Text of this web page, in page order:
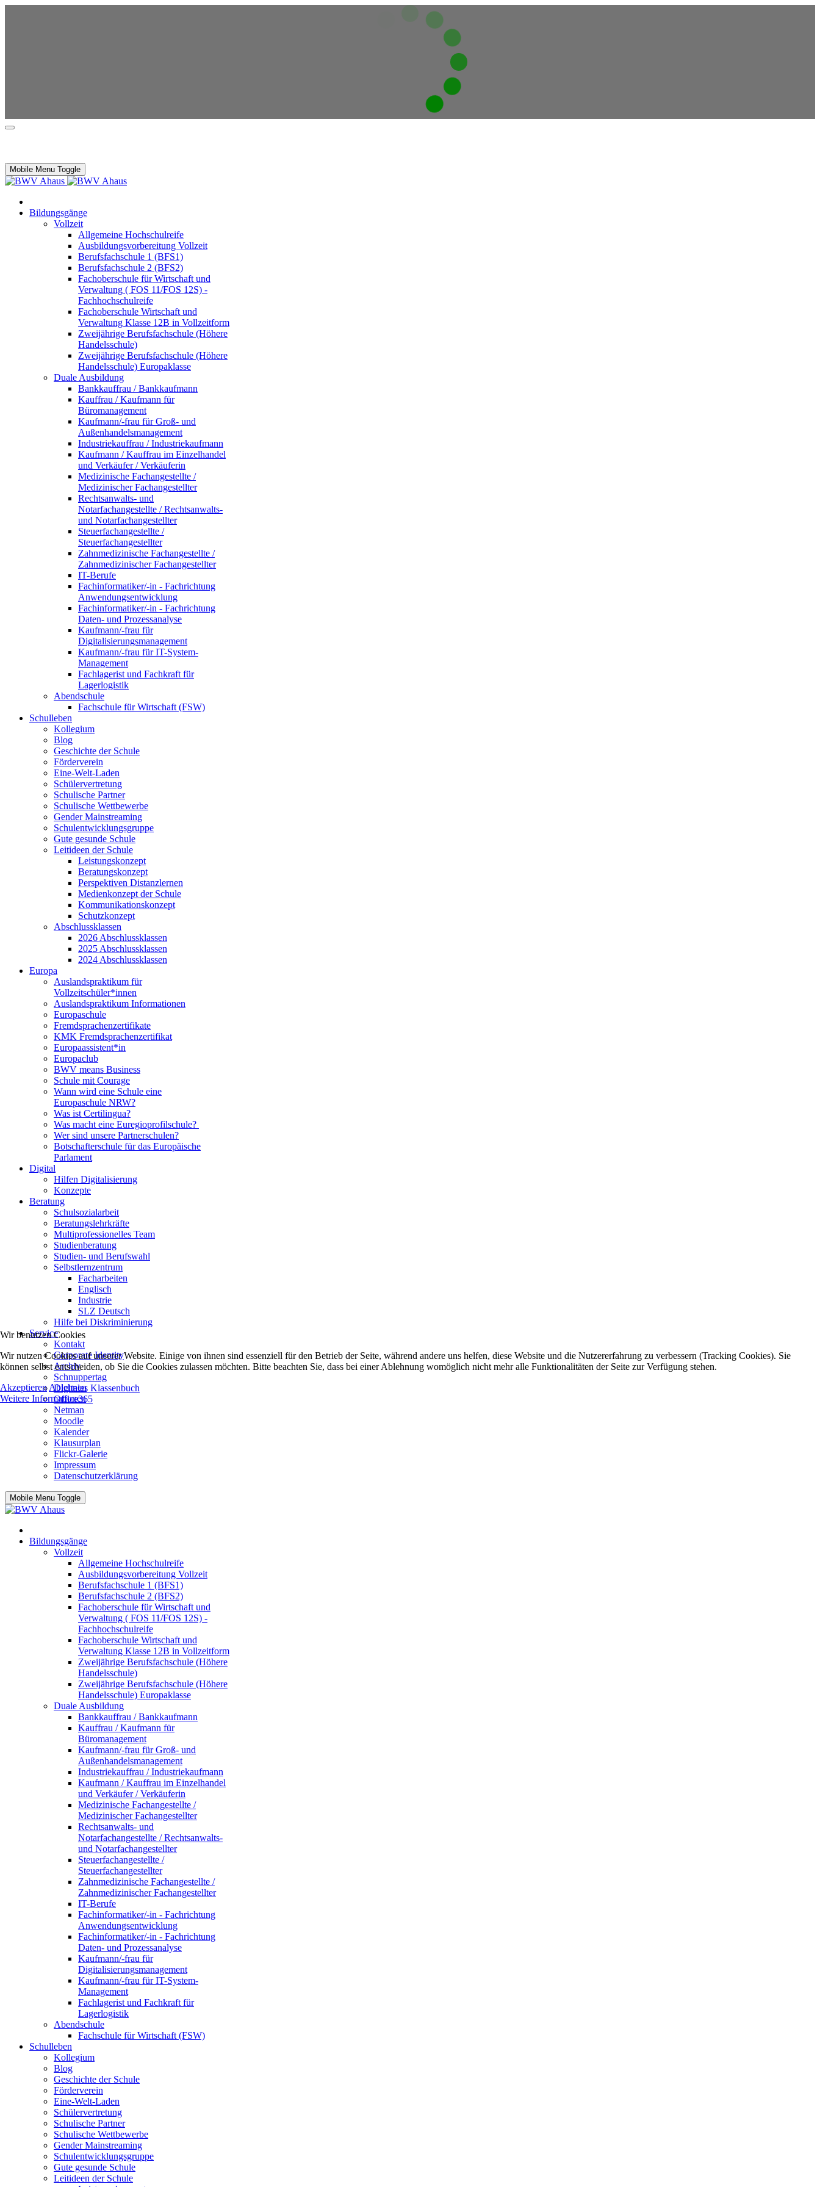
Mobile Menu Toggle
Bildungsgänge
Vollzeit
Allgemeine Hochschulreife
Ausbildungsvorbereitung Vollzeit
Berufsfachschule 1 (BFS1)
Berufsfachschule 2 (BFS2)
Fachoberschule für Wirtschaft und
Verwaltung ( FOS 11/FOS 12S) -
Fachhochschulreife
Fachoberschule Wirtschaft und
Verwaltung Klasse 12B in Vollzeitform
Zweijährige Berufsfachschule (Höhere
Handelsschule)
Zweijährige Berufsfachschule (Höhere
Handelsschule) Europaklasse
Duale Ausbildung
Bankkauffrau / Bankkaufmann
Kauffrau / Kaufmann für
Büromanagement
Kaufmann/-frau für Groß- und
Außenhandelsmanagement
Industriekauffrau / Industriekaufmann
Kaufmann / Kauffrau im Einzelhandel
und Verkäufer / Verkäuferin
Medizinische Fachangestellte /
Medizinischer Fachangestellter
Rechtsanwalts- und
Notarfachangestellte / Rechtsanwalts-
und Notarfachangestellter
Steuerfachangestellte /
Steuerfachangestellter
Zahnmedizinische Fachangestellte /
Zahnmedizinischer Fachangestellter
IT-Berufe
Fachinformatiker/-in - Fachrichtung
Anwendungsentwicklung
Fachinformatiker/-in - Fachrichtung
Daten- und Prozessanalyse
Kaufmann/-frau für
Digitalisierungsmanagement
Kaufmann/-frau für IT-System-
Management
Fachlagerist und Fachkraft für
Lagerlogistik
Abendschule
Fachschule für Wirtschaft (FSW)
Schulleben
Kollegium
Blog
Geschichte der Schule
Förderverein
Eine-Welt-Laden
Schülervertretung
Schulische Partner
Schulische Wettbewerbe
Gender Mainstreaming
Schulentwicklungsgruppe
Gute gesunde Schule
Leitideen der Schule
Leistungskonzept
Beratungskonzept
Perspektiven Distanzlernen
Medienkonzept der Schule
Kommunikationskonzept
Schutzkonzept
Abschlussklassen
2026 Abschlussklassen
2025 Abschlussklassen
2024 Abschlussklassen
Europa
Auslandspraktikum für
Vollzeitschüler*innen
Auslandspraktikum Informationen
Europaschule
Fremdsprachenzertifikate
KMK Fremdsprachenzertifikat
Europaassistent*in
Europaclub
BWV means Business
Schule mit Courage
Wann wird eine Schule eine
Europaschule NRW?
Was ist Certilingua?
Was macht eine Euregioprofilschule?
Wer sind unsere Partnerschulen?
Botschafterschule für das Europäische
Parlament
Digital
Hilfen Digitalisierung
Konzepte
Beratung
Schulsozialarbeit
Beratungslehrkräfte
Multiprofessionelles Team
Studienberatung
Studien- und Berufswahl
Selbstlernzentrum
Facharbeiten
Englisch
Industrie
SLZ Deutsch
Hilfe bei Diskriminierung
Service
Kontakt
Corporate Identity
Archiv
Schnuppertag
Digitales Klassenbuch
Office365
Netman
Moodle
Kalender
Klausurplan
Flickr-Galerie
Impressum
Datenschutzerklärung
Mobile Menu Toggle
Bildungsgänge
Vollzeit
Allgemeine Hochschulreife
Ausbildungsvorbereitung Vollzeit
Berufsfachschule 1 (BFS1)
Berufsfachschule 2 (BFS2)
Fachoberschule für Wirtschaft und
Verwaltung ( FOS 11/FOS 12S) -
Fachhochschulreife
Fachoberschule Wirtschaft und
Verwaltung Klasse 12B in Vollzeitform
Zweijährige Berufsfachschule (Höhere
Handelsschule)
Zweijährige Berufsfachschule (Höhere
Handelsschule) Europaklasse
Duale Ausbildung
Bankkauffrau / Bankkaufmann
Kauffrau / Kaufmann für
Büromanagement
Kaufmann/-frau für Groß- und
Außenhandelsmanagement
Industriekauffrau / Industriekaufmann
Kaufmann / Kauffrau im Einzelhandel
und Verkäufer / Verkäuferin
Medizinische Fachangestellte /
Medizinischer Fachangestellter
Rechtsanwalts- und
Notarfachangestellte / Rechtsanwalts-
und Notarfachangestellter
Steuerfachangestellte /
Steuerfachangestellter
Zahnmedizinische Fachangestellte /
Zahnmedizinischer Fachangestellter
IT-Berufe
Fachinformatiker/-in - Fachrichtung
Anwendungsentwicklung
Fachinformatiker/-in - Fachrichtung
Daten- und Prozessanalyse
Kaufmann/-frau für
Digitalisierungsmanagement
Kaufmann/-frau für IT-System-
Management
Fachlagerist und Fachkraft für
Lagerlogistik
Abendschule
Fachschule für Wirtschaft (FSW)
Schulleben
Kollegium
Blog
Geschichte der Schule
Förderverein
Eine-Welt-Laden
Schülervertretung
Schulische Partner
Schulische Wettbewerbe
Gender Mainstreaming
Schulentwicklungsgruppe
Gute gesunde Schule
Leitideen der Schule
Wir benutzen Cookies
Wir nutzen Cookies auf unserer Website. Einige von ihnen sind essenziell für den Betrieb der Seite, während andere uns helfen, diese Website und die Nutzererfahrung zu verbessern (Tracking Cookies). Sie
können selbst entscheiden, ob Sie die Cookies zulassen möchten. Bitte beachten Sie, dass bei einer Ablehnung womöglich nicht mehr alle Funktionalitäten der Seite zur Verfügung stehen.
Akzeptieren Ablehnen
Weitere Informationen